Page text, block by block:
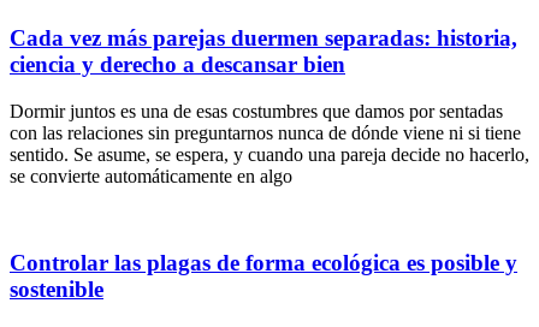
Cada vez más parejas duermen separadas: historia,
ciencia y derecho a descansar bien
Dormir juntos es una de esas costumbres que damos por sentadas
con las relaciones sin preguntarnos nunca de dónde viene ni si tiene
sentido. Se asume, se espera, y cuando una pareja decide no hacerlo,
se convierte automáticamente en algo
Controlar las plagas de forma ecológica es posible y
sostenible